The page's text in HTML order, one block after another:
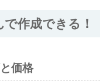
作成できる！
価格